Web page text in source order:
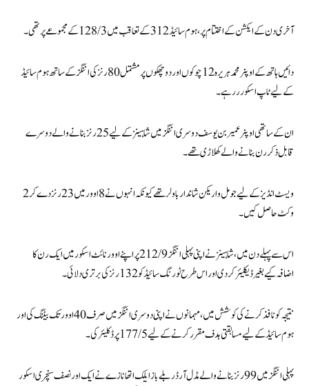
آخری دن کے ایکشن کے اختتام پر، ہوم سائیڈ 312 کے تعاقب میں 128/3 کے مجموعے پر تھی۔
دائیں ہاتھ کے اوپنر محمد ہریرہ 12 چوکوں اور دو چھکوں پر مشتمل 80 رنز کی اننگز کے ساتھ ہوم سائیڈ
کے لیے ٹاپ اسکورر رہے۔
ان کے ساتھی اوپنر عمیر بن یوسف دوسری اننگز میں شاہینز کے لیے 25 رنز بنانے والے دوسرے
قابل ذکر رن بنانے والے کھلاڑی تھے۔
ویسٹ انڈیز کے لیے جومل واریکن شاندار باولر تھے کیونکہ انہوں نے 8 اوور میں 23 رنز دے کر 2
وکٹ حاصل کیں۔
اس سے پہلے دن میں، شاہینز نے اپنی پہلی اننگز 212/9 پر اپنے اوور نائٹ اسکور میں ایک رن کا
اضافہ کیے بغیر ڈیکلیئر کر دی اور اس طرح ٹورنگ سائیڈ کو 132 رنز کی برتری دلائی۔
نتیجہ کو نافذ کرنے کی کوشش میں، مہمانوں نے اپنی دوسری اننگز میں صرف 40 اوور تک بیٹنگ کی اور
ہوم سائیڈ کے لیے مسابقتی ہدف مقرر کرنے کے لیے 177/5 پر ڈکلیئر کی۔
پہلی اننگز میں 99 رنز بنانے والے مڈل آرڈر بلے باز ایلک اتھانازے نے ایک اور نصف سنچری اسکور